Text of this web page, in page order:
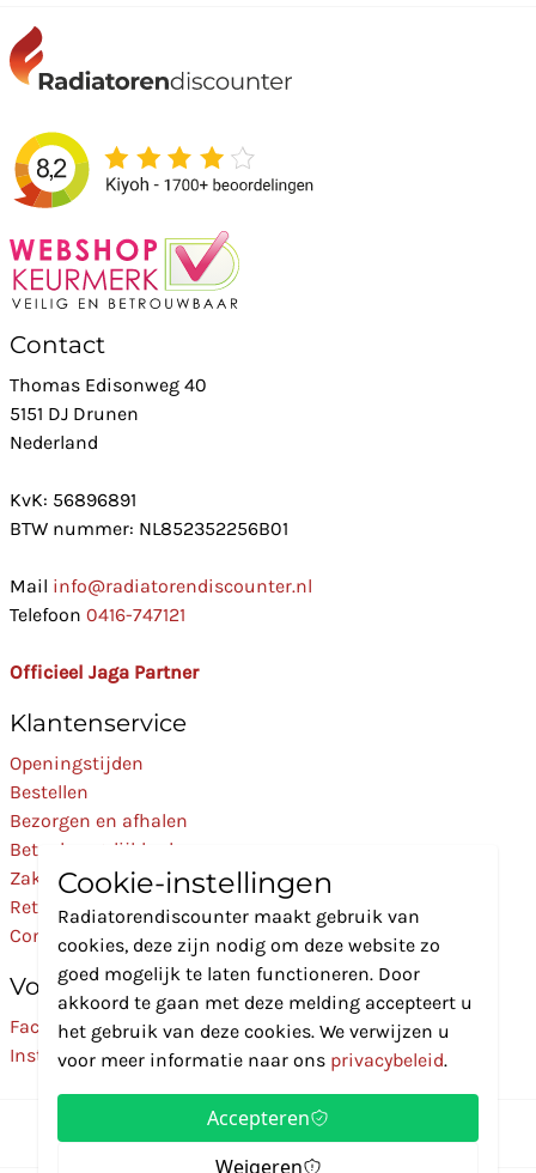
Contact
Thomas Edisonweg 40
5151 DJ Drunen
Nederland
KvK: 56896891
BTW nummer: NL852352256B01
Mail info@radiatorendiscounter.nl
Telefoon 0416-747121
Officieel Jaga Partner
Klantenservice
Openingstijden
Bestellen
Bezorgen en afhalen
Betaalmogelijkheden
Zakelijk
Retourneren
Contact
Volg Ons
Facebook
Instagram
Cookie-instellingen
Radiatorendiscounter maakt gebruik van
cookies, deze zijn nodig om deze website zo
goed mogelijk te laten functioneren. Door
akkoord te gaan met deze melding accepteert u
het gebruik van deze cookies. We verwijzen u
voor meer informatie naar ons privacybeleid.
Accepteren
Weigeren